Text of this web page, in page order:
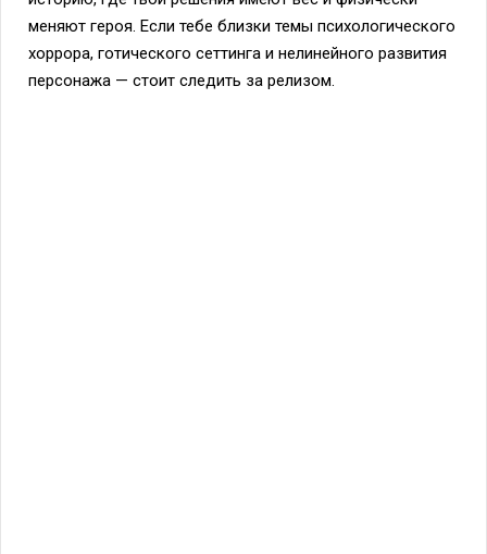
меняют героя. Если тебе близки темы психологического
хоррора, готического сеттинга и нелинейного развития
персонажа — стоит следить за релизом.